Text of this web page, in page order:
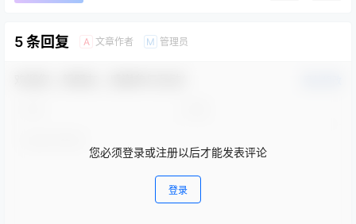
5 条回复 A 文章作者 M 管理员
您必须登录或注册以后才能发表评论
登录